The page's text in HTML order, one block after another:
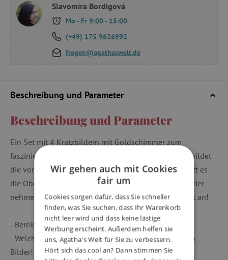
Slavomíra Bordigová
Mo - Fr 9:00 - 15:00
(+49) 175 9626992
fragen@agathaswelt.de
Beschreibung und Parameter
Beschreibung und Parameter
Ein Set mit 4 Kratzbildern mit Goldschimmer zum
faszinierenden Universum der Dinosaurier. Das Kind bildet
die vom Künstler erdachten Motive nach. Hierzu kratzt es
die Oberfläche mit Hilfe eines Holzstifts. Die Dinosaurier
nehmen in ihrem Universum Schritt für Schritt Gestalt an!
- Bereiche mit metallisiertem Goldschimmer.
- Welche eine Freude beim Entdecken der versteckten
Bilder!
Wir gehen auch mit Cookies
fair um
Cookies sorgen dafür, dass Sie schneller
finden, was Sie suchen, dass Ihr Warenkorb
nicht leer wird und dass keine lästige
Werbung erscheint. Außerdem helfen sie
uns, Agatha's Welt für Sie zu verbessern.
Hört sich das cool an? Dann stimmen Sie